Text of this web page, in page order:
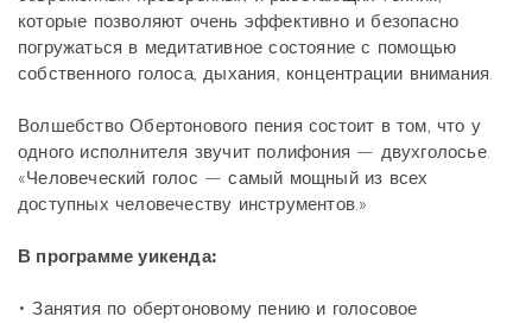
которые позволяют очень эффективно и безопасно
погружаться в медитативное состояние с помощью
собственного голоса, дыхания, концентрации внимания.
Волшебство Обертонового пения состоит в том, что у
одного исполнителя звучит полифония — двухголосье.
«Человеческий голос — самый мощный из всех
доступных человечеству инструментов.»
В программе уикенда:
• Занятия по обертоновому пению и голосовое